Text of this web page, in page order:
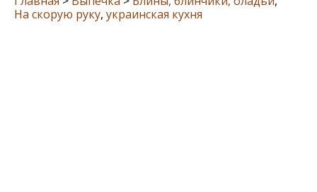
На скорую руку, украинская кухня